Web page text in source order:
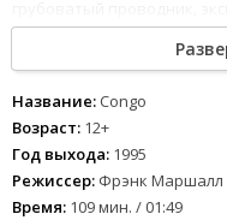
другие.Они не знают, что
родной дом, а в
Потерянный Город Зинж,
месторождениями. Но... все
смертельную опасность.
Название: Congo
Возраст: 12+
Год выхода: 1995
Режиссер: Фрэнк Маршалл
Время: 109 мин. / 01:49